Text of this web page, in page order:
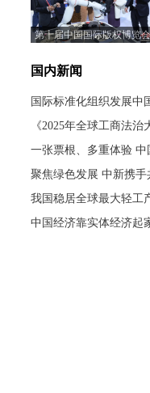
第十届中国国际版权博览
国内新闻
《2025年全球工商法
聚焦绿色发展 中新携
我国稳居全球最大轻工
中国经济靠实体经济起